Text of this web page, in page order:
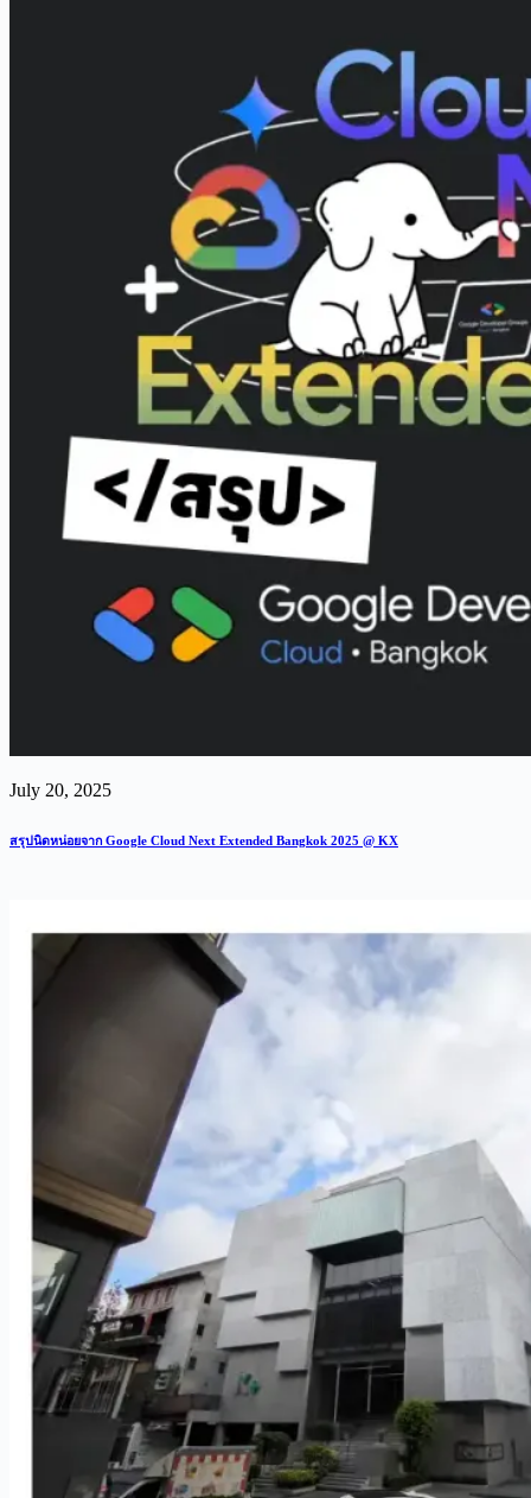
July 20, 2025
สรุปนิดหน่อยจาก Google Cloud Next Extended Bangkok 2025 @ KX